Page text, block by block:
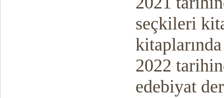
seçkileri
2022
edebiyat